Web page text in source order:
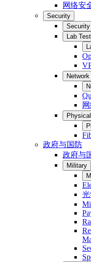
网络安
Security
Security
Lab
政府与国防
政府与
Military